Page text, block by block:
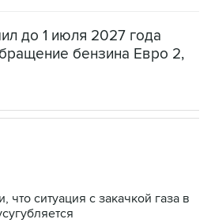
до 1 июля 2027 года
бензина Евро 2,
что ситуация с закачкой газа в